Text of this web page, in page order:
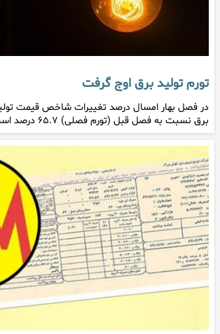
تورم تولید برق اوج گرفت
در فصل بهار امسال درصد تغییرات شاخص قیمت
برق نسبت به فصل قبل (تورم فصلی) ۶۵.۷ درصد است که در مقایسه…